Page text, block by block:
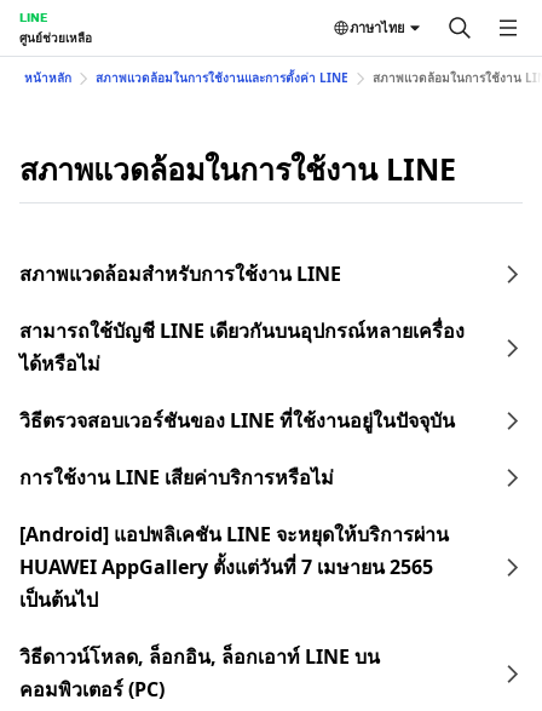
LINE
ศูนย์ช่วยเหลือ
ภาษาไทย
หน้าหลัก สภาพแวดล้อมในการใช้งานและการตั้งค่า LINE สภาพแวดล้อมในการใช้งาน
สภาพแวดล้อมในการใช้งาน LINE
สภาพแวดล้อมสำหรับการใช้งาน LINE
สามารถใช้บัญชี LINE เดียวกันบนอุปกรณ์หลายเครื่อง
ได้หรือไม่
วิธีตรวจสอบเวอร์ชันของ LINE ที่ใช้งานอยู่ในปัจจุบัน
การใช้งาน LINE เสียค่าบริการหรือไม่
[Android] แอปพลิเคชัน LINE จะหยุดให้บริการผ่าน
HUAWEI AppGallery ตั้งแต่วันที่ 7 เมษายน 2565
เป็นต้นไป
วิธีดาวน์โหลด, ล็อกอิน, ล็อกเอาท์ LINE บน
คอมพิวเตอร์ (PC)